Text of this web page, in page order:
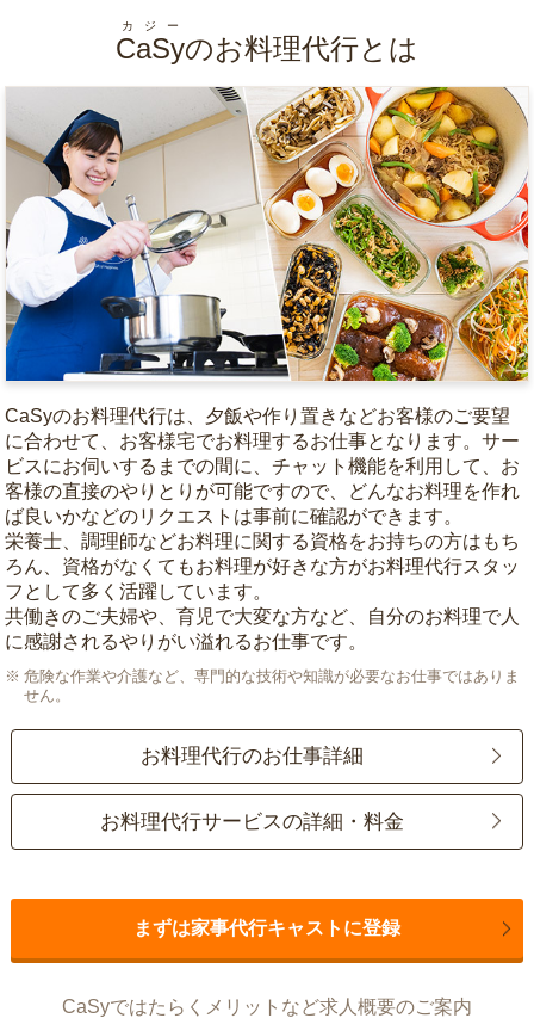
CaSy
カジー
のお料理代行とは
CaSyのお料理代行は、夕飯や作り置きなどお客様のご要望
に合わせて、お客様宅でお料理するお仕事となります。サー
ビスにお伺いするまでの間に、チャット機能を利用して、お
客様の直接のやりとりが可能ですので、どんなお料理を作れ
ば良いかなどのリクエストは事前に確認ができます。
栄養士、調理師などお料理に関する資格をお持ちの方はもち
ろん、資格がなくてもお料理が好きな方がお料理代行スタッ
フとして多く活躍しています。
共働きのご夫婦や、育児で大変な方など、自分のお料理で人
に感謝されるやりがい溢れるお仕事です。
危険な作業や介護など、専門的な技術や知識が必要なお仕事ではありま
せん。
お料理代行のお仕事詳細
お料理代行サービスの詳細・料金
まずは家事代行キャストに登録
CaSyではたらくメリットなど求人概要のご案内